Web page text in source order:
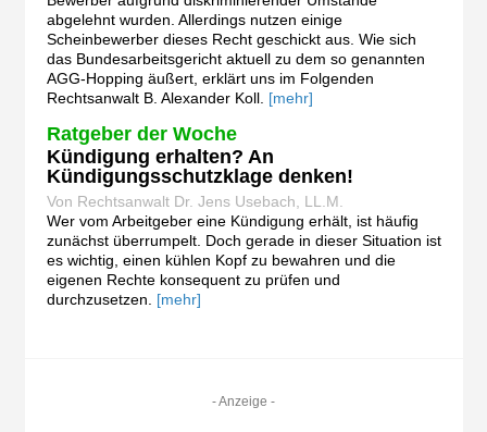
abgelehnt wurden. Allerdings nutzen einige
Scheinbewerber dieses Recht geschickt aus. Wie sich
das Bundesarbeitsgericht aktuell zu dem so genannten
AGG-Hopping äußert, erklärt uns im Folgenden
Rechtsanwalt B. Alexander Koll. [mehr]
Ratgeber der Woche
Kündigung erhalten? An
Kündigungsschutzklage denken!
Von Rechtsanwalt Dr. Jens Usebach, LL.M.
Wer vom Arbeitgeber eine Kündigung erhält, ist häufig
zunächst überrumpelt. Doch gerade in dieser Situation ist
es wichtig, einen kühlen Kopf zu bewahren und die
eigenen Rechte konsequent zu prüfen und
durchzusetzen. [mehr]
- Anzeige -